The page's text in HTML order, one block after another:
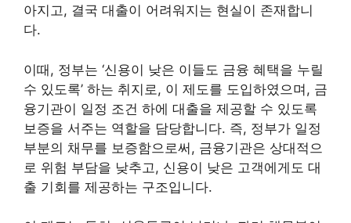
아지고, 결국 대출이 어려워지는 현실이 존재합니
다.
이때, 정부는 ‘신용이 낮은 이들도 금융 혜택을 누릴
수 있도록’ 하는 취지로, 이 제도를 도입하였으며, 금
융기관이 일정 조건 하에 대출을 제공할 수 있도록
보증을 서주는 역할을 담당합니다. 즉, 정부가 일정
부분의 채무를 보증함으로써, 금융기관은 상대적으
로 위험 부담을 낮추고, 신용이 낮은 고객에게도 대
출 기회를 제공하는 구조입니다.